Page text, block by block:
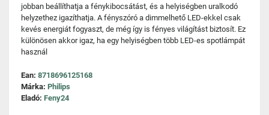
jobban beállíthatja a fénykibocsátást, és a helyiségben uralkodó
helyzethez igazíthatja. A fényszóró a dimmelhető LED-ekkel csak
kevés energiát fogyaszt, de még így is fényes világítást biztosít. Ez
különösen akkor igaz, ha egy helyiségben több LED-es spotlámpát
használ
Ean: 8718696125168
Márka: Philips
Eladó: Feny24